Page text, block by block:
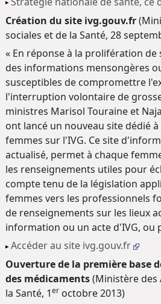
Création du site ivg.gouv.fr
sociales et de la Santé, 28
« En réponse à la prolifération
des informations mensongères
susceptibles de compromettre
l'interruption volontaire de
ministres Marisol Touraine et
ont lancé un nouveau site dédié
femmes sur l'IVG. Ce site
actualisé, permet à chaque
les renseignements utiles pour
compte tenu de la législation
femmes vers les professionnels
de renseignements sur les lieux
information ou un acte d'IVG, ou
Accéder au site ivg.gouv.fr
Ouverture de la première base
des médicaments(Ministère des
la Santé, 1er octobre 2013)